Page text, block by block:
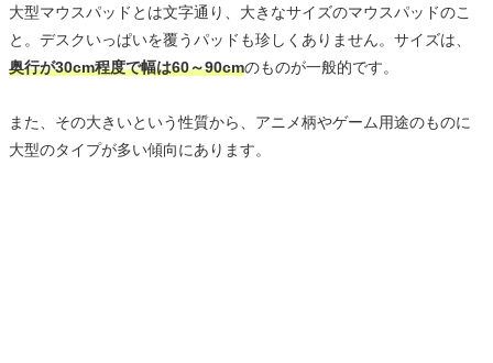
大型マウスパッドとは文字通り、大きなサイズのマウスパッドのこ
と。デスクいっぱいを覆うパッドも珍しくありません。サイズは、
奥行が30cm程度で幅は60～90cmのものが一般的です。
また、その大きいという性質から、アニメ柄やゲーム用途のものに
大型のタイプが多い傾向にあります。